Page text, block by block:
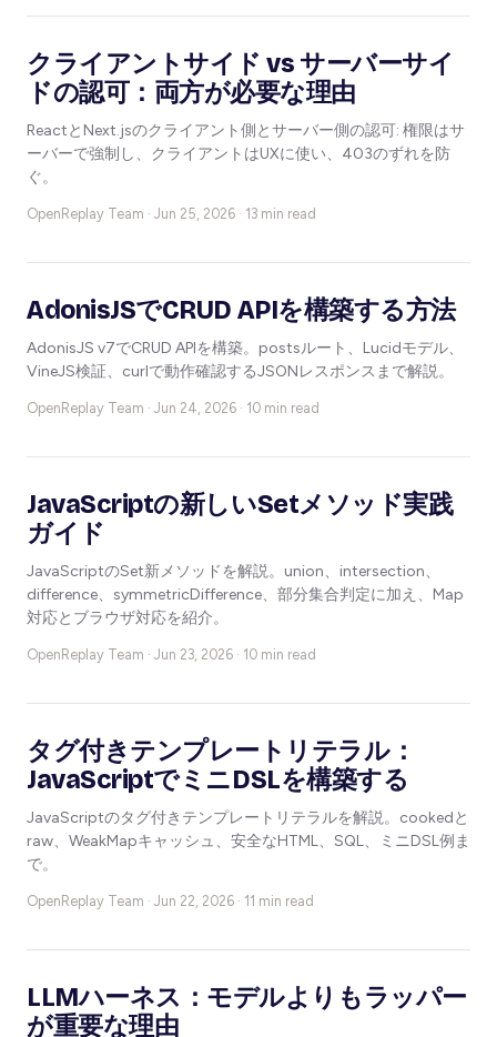
クライアントサイド vs サーバーサイ
ドの認可：両方が必要な理由
ReactとNext.jsのクライアント側とサーバー側の認可: 権限はサ
ーバーで強制し、クライアントはUXに使い、403のずれを防
ぐ。
OpenReplay Team · Jun 25, 2026 · 13 min read
AdonisJSでCRUD APIを構築する方法
AdonisJS v7でCRUD APIを構築。postsルート、Lucidモデル、
VineJS検証、curlで動作確認するJSONレスポンスまで解説。
OpenReplay Team · Jun 24, 2026 · 10 min read
JavaScriptの新しいSetメソッド実践
ガイド
JavaScriptのSet新メソッドを解説。union、intersection、
difference、symmetricDifference、部分集合判定に加え、Map
対応とブラウザ対応を紹介。
OpenReplay Team · Jun 23, 2026 · 10 min read
タグ付きテンプレートリテラル：
JavaScriptでミニDSLを構築する
JavaScriptのタグ付きテンプレートリテラルを解説。cookedと
raw、WeakMapキャッシュ、安全なHTML、SQL、ミニDSL例ま
で。
OpenReplay Team · Jun 22, 2026 · 11 min read
LLMハーネス：モデルよりもラッパー
が重要な理由